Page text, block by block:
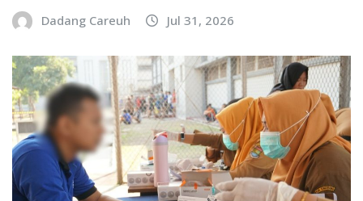
Dadang Careuh Jul 31, 2026